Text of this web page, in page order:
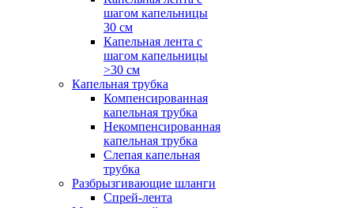
шагом капельницы
30 см
Капельная лента с
шагом капельницы
>30 см
Капельная трубка
Компенсированная
капельная трубка
Некомпенсированная
капельная трубка
Слепая капельная
трубка
Разбрызгивающие шланги
Спрей-лента